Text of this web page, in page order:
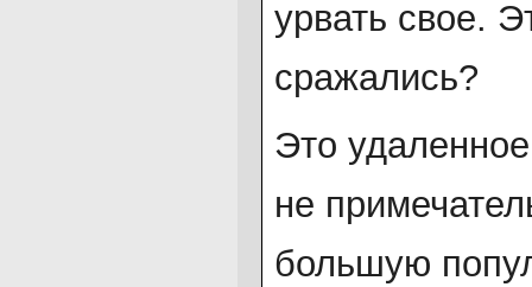
урвать свое.
сражались?
Это
не
большую